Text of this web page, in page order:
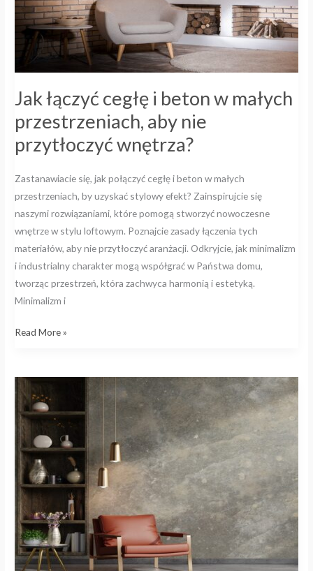
Jak łączyć cegłę i beton w małych
przestrzeniach, aby nie
przytłoczyć wnętrza?
Zastanawiacie się, jak połączyć cegłę i beton w małych
przestrzeniach, by uzyskać stylowy efekt? Zainspirujcie się
naszymi rozwiązaniami, które pomogą stworzyć nowoczesne
wnętrze w stylu loftowym. Poznajcie zasady łączenia tych
materiałów, aby nie przytłoczyć aranżacji. Odkryjcie, jak minimalizm
i industrialny charakter mogą współgrać w Państwa domu,
tworząc przestrzeń, która zachwyca harmonią i estetyką.
Minimalizm i
aby
nie
przytłoczyć
Read More »
Betonowe
akcenty
w
nowoczesnych
wnętrzach
inspiracje
przykłady